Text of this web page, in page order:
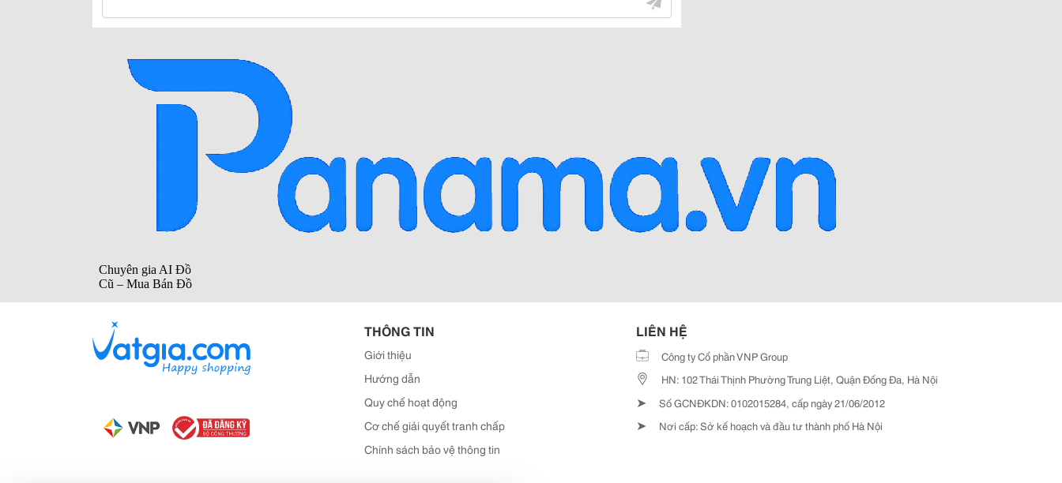
THÔNG TIN
Giới thiệu
Hướng dẫn
Quy chế hoạt động
Cơ chế giải quyết tranh chấp
Chính sách bảo vệ thông tin
LIÊN HỆ
Công ty Cổ phần VNP Group
HN: 102 Thái Thịnh Phường Trung Liệt, Quận Đống Đa, Hà Nội
➤ Số GCNĐKDN: 0102015284, cấp ngày 21/06/2012
➤ Nơi cấp: Sở kế hoạch và đầu tư thành phố Hà Nội